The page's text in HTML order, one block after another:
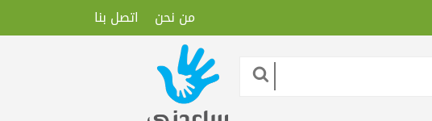
من نحن اتصل بنا